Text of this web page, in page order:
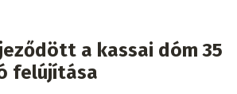
a kassai dóm 35
felújítása